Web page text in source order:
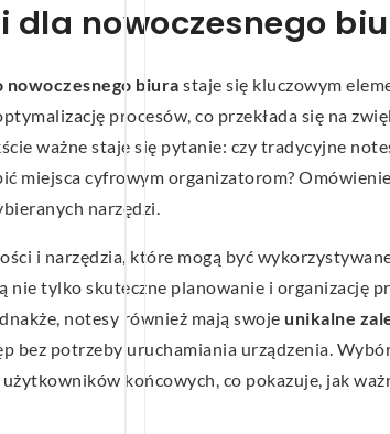
dla nowoczesnego
nowoczesnego biura staje się kluczowym
procesów, co przekłada się na
ważne staje się pytanie: czy tradycyjne
miejsca cyfrowym organizatorom?
narzędzi.
i narzędzia, które mogą być
tylko skuteczne planowanie i organizację
notesy również mają swoje unikalne
bez potrzeby uruchamiania urządzenia.
końcowych, co pokazuje, jak